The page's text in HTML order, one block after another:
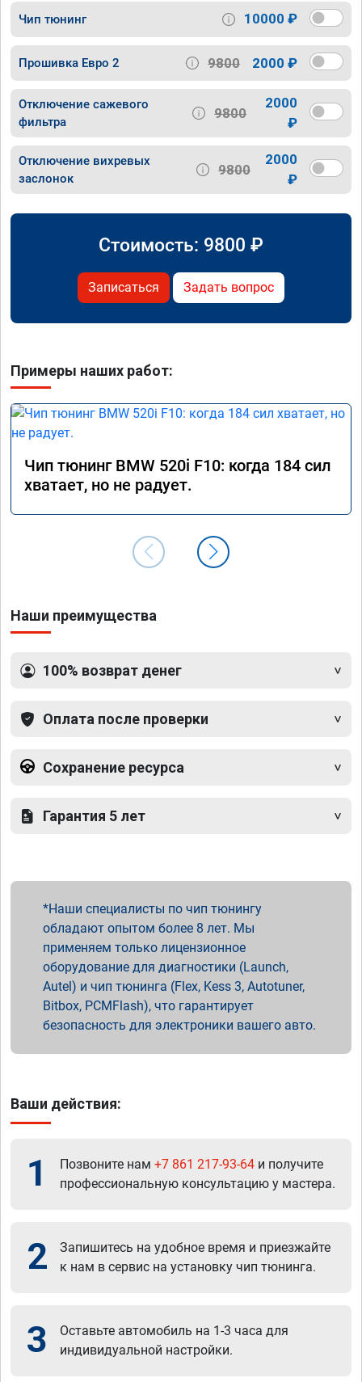
Чип тюнинг 10000 ₽
Прошивка Евро 2 9800 2000 ₽
Отключение сажевого
фильтра
9800
2000
₽
Отключение вихревых
заслонок
9800
2000
₽
Стоимость: 9800 ₽
Записаться Задать вопрос
Примеры наших работ:
Чип тюнинг BMW 520i F10: когда 184 сил
хватает, но не радует.
Наши преимущества
100% возврат денег
Оплата после проверки
Сохранение ресурса
Гарантия 5 лет
Наши специалисты по чип тюнингу
обладают опытом более 8 лет. Мы
применяем только лицензионное
оборудование для диагностики (Launch,
Autel) и чип тюнинга (Flex, Kess 3, Autotuner,
Bitbox, PCMFlash), что гарантирует
безопасность для электроники вашего авто.
Ваши действия:
1 Позвоните нам +7 861 217-93-64 и получите
профессиональную консультацию у мастера.
2
Запишитесь на удобное время и приезжайте
к нам в сервис на установку чип тюнинга.
3
Оставьте автомобиль на 1-3 часа для
индивидуальной настройки.